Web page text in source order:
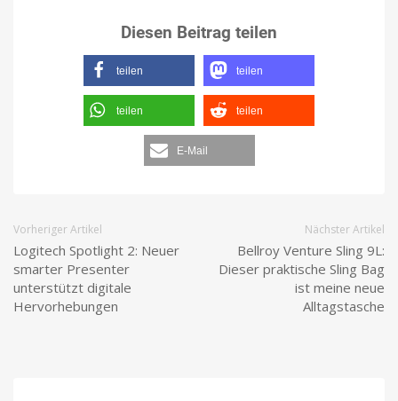
Diesen Beitrag teilen
teilen teilen
teilen teilen
E-Mail
Vorheriger Artikel
Logitech Spotlight 2: Neuer
smarter Presenter
unterstützt digitale
Hervorhebungen
Nächster Artikel
Bellroy Venture Sling 9L:
Dieser praktische Sling Bag
ist meine neue
Alltagstasche